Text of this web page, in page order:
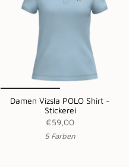
Damen Vizsla POLO Shirt -
Stickerei
€59,00
5 Farben